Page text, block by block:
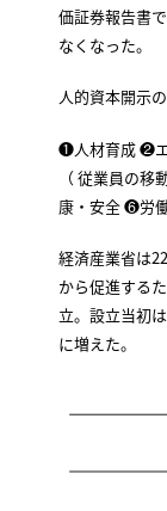
価証券報告書
なくなった。
人的資本開示
❶人材育成 ❷
（ 従業員の
康・安全 ❻労
経済産業省は
から促進する
立。設立当初
に増えた。